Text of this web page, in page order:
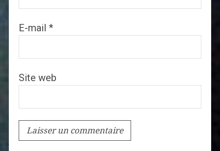
E-mail *
Site web